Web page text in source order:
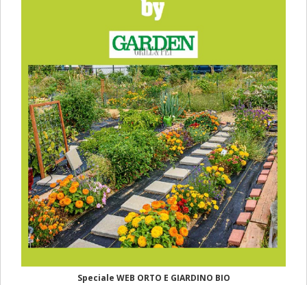
Speciale WEB ORTO E GIARDINO BIO